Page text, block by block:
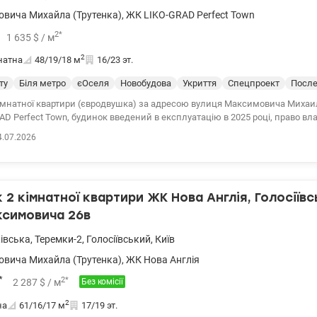
Михайла (Трутенка), ЖК LIKO-GRAD Perfect Town
1 635 $ / м2*
48/19/18 м2 16/23 эт.
Біля метро єОселя Новобудова Укриття Спецпроект
квартири (євродвушка) за адресою вулиця Максимовича
Perfect Town, будинок введений в експлуатацію в 2025 році, право
котельня) - закрита для авто територія - підземний паркінг (ліфт
Інфраструктура: - станція метро «Васильківська» або
мовні
- великий спорткомплекс Sport Life з басейном - ВДНГ (Експоцентр України)
valion.ua/1152493
кімнатної квартири ЖК Нова Англія,
26в
, Теремки-2, Голосіївський, Київ
Михайла (Трутенка), ЖК Нова Англія
2 287 $ / м2* Без комісії
61/16/17 м2 17/19 эт.